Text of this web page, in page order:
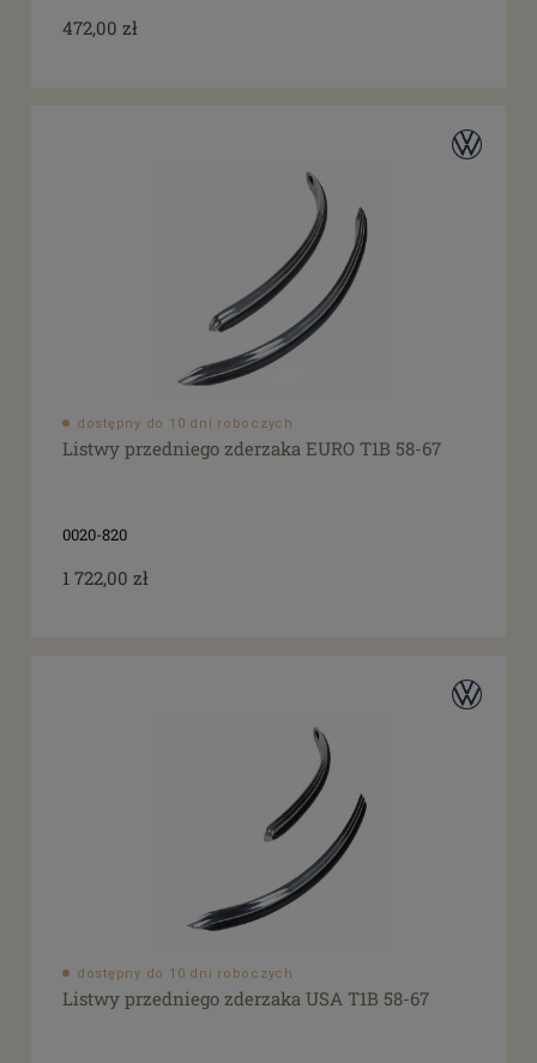
472,00 zł
dostępny do 10 dni roboczych
Listwy przedniego zderzaka EURO T1B 58-67
0020-820
1 722,00 zł
dostępny do 10 dni roboczych
Listwy przedniego zderzaka USA T1B 58-67